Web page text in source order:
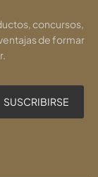
concursos,
de formar